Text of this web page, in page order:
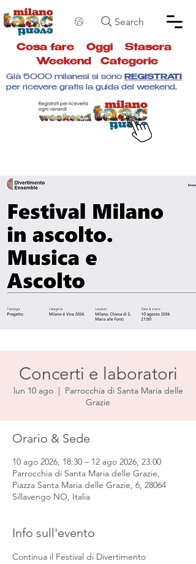
Search
Cosa fare Oggi Stasera
Weekend
Categorie
Già 5000 milanesi si sono REGISTRATI
per ricevere gratis la guida del weekend.
Concerti e laboratori
lun 10 ago
  |
Parrocchia di Santa Maria delle
Grazie
Orario & Sede
10 ago 2026, 18:30 – 12 ago 2026, 23:00
Parrocchia di Santa Maria delle Grazie,
Piazza Santa Maria delle Grazie, 6, 28064
Sillavengo NO, Italia
Info sull'evento
Continua il Festival di Divertimento